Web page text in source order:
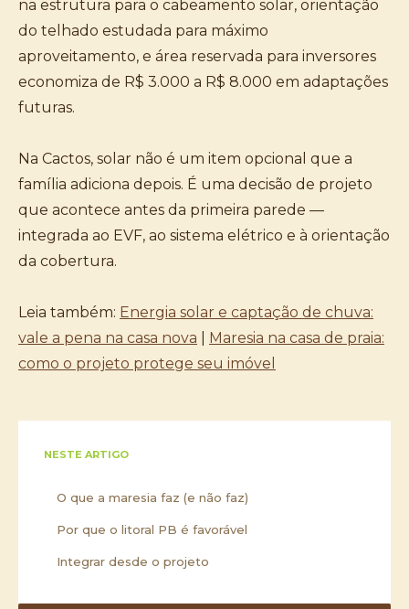
na estrutura para o cabeamento solar, orientação
do telhado estudada para máximo
aproveitamento, e área reservada para inversores
economiza de R$ 3.000 a R$ 8.000 em adaptações
futuras.
Na Cactos, solar não é um item opcional que a
família adiciona depois. É uma decisão de projeto
que acontece antes da primeira parede —
integrada ao EVF, ao sistema elétrico e à orientação
da cobertura.
Leia também: Energia solar e captação de chuva:
vale a pena na casa nova
Maresia na casa de praia:
como o projeto protege seu imóvel
NESTE ARTIGO
O que a maresia faz (e não faz)
Por que o litoral PB é favorável
Integrar desde o projeto